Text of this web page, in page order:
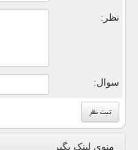
نظر:
سوال:
منوی لینک بگیر